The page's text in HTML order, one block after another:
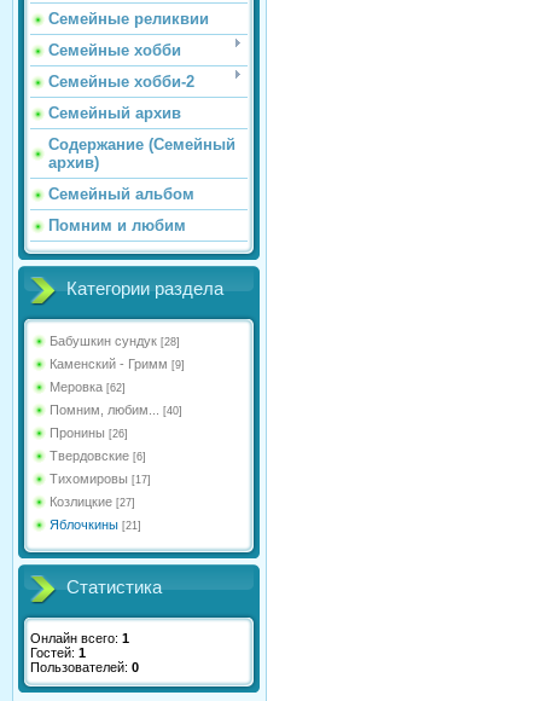
Семейные реликвии
Семейные хобби
Семейные хобби-2
Семейный архив
Содержание (Семейный
архив)
Семейный альбом
Помним и любим
Категории раздела
Бабушкин сундук [28]
Каменский - Гримм [9]
Меровка [62]
Помним, любим... [40]
Пронины [26]
Твердовские [6]
Тихомировы [17]
Козлицкие [27]
Яблочкины [21]
Статистика
Онлайн всего: 1
Гостей: 1
Пользователей: 0